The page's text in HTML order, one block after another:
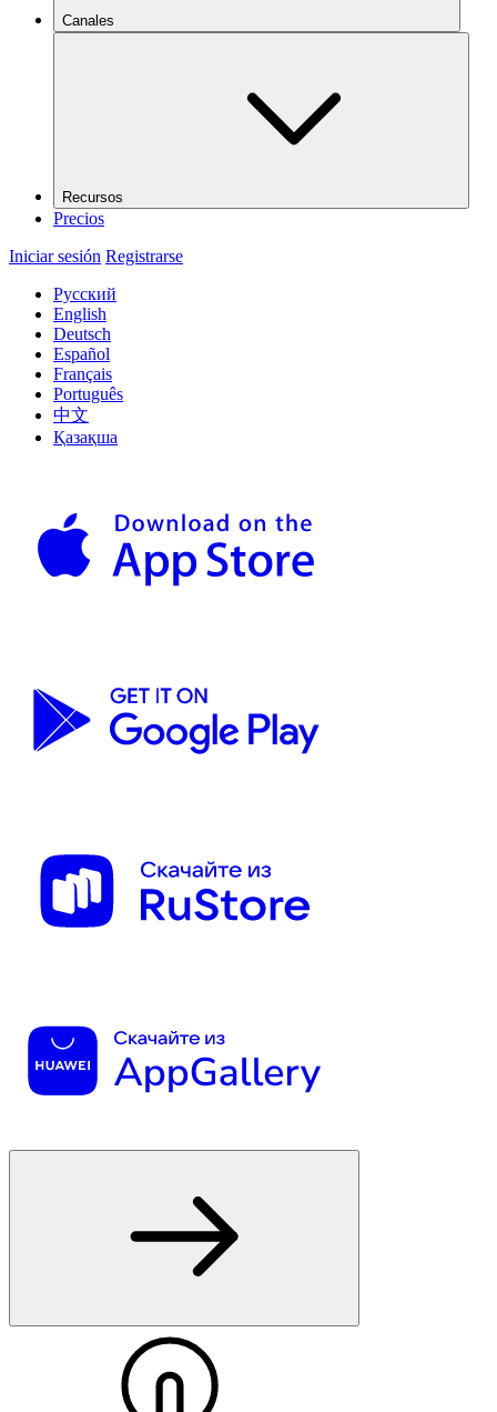
Canales
Recursos
Precios
Iniciar sesión Registrarse
Русский
English
Deutsch
Español
Français
Português
中文
Қазақша